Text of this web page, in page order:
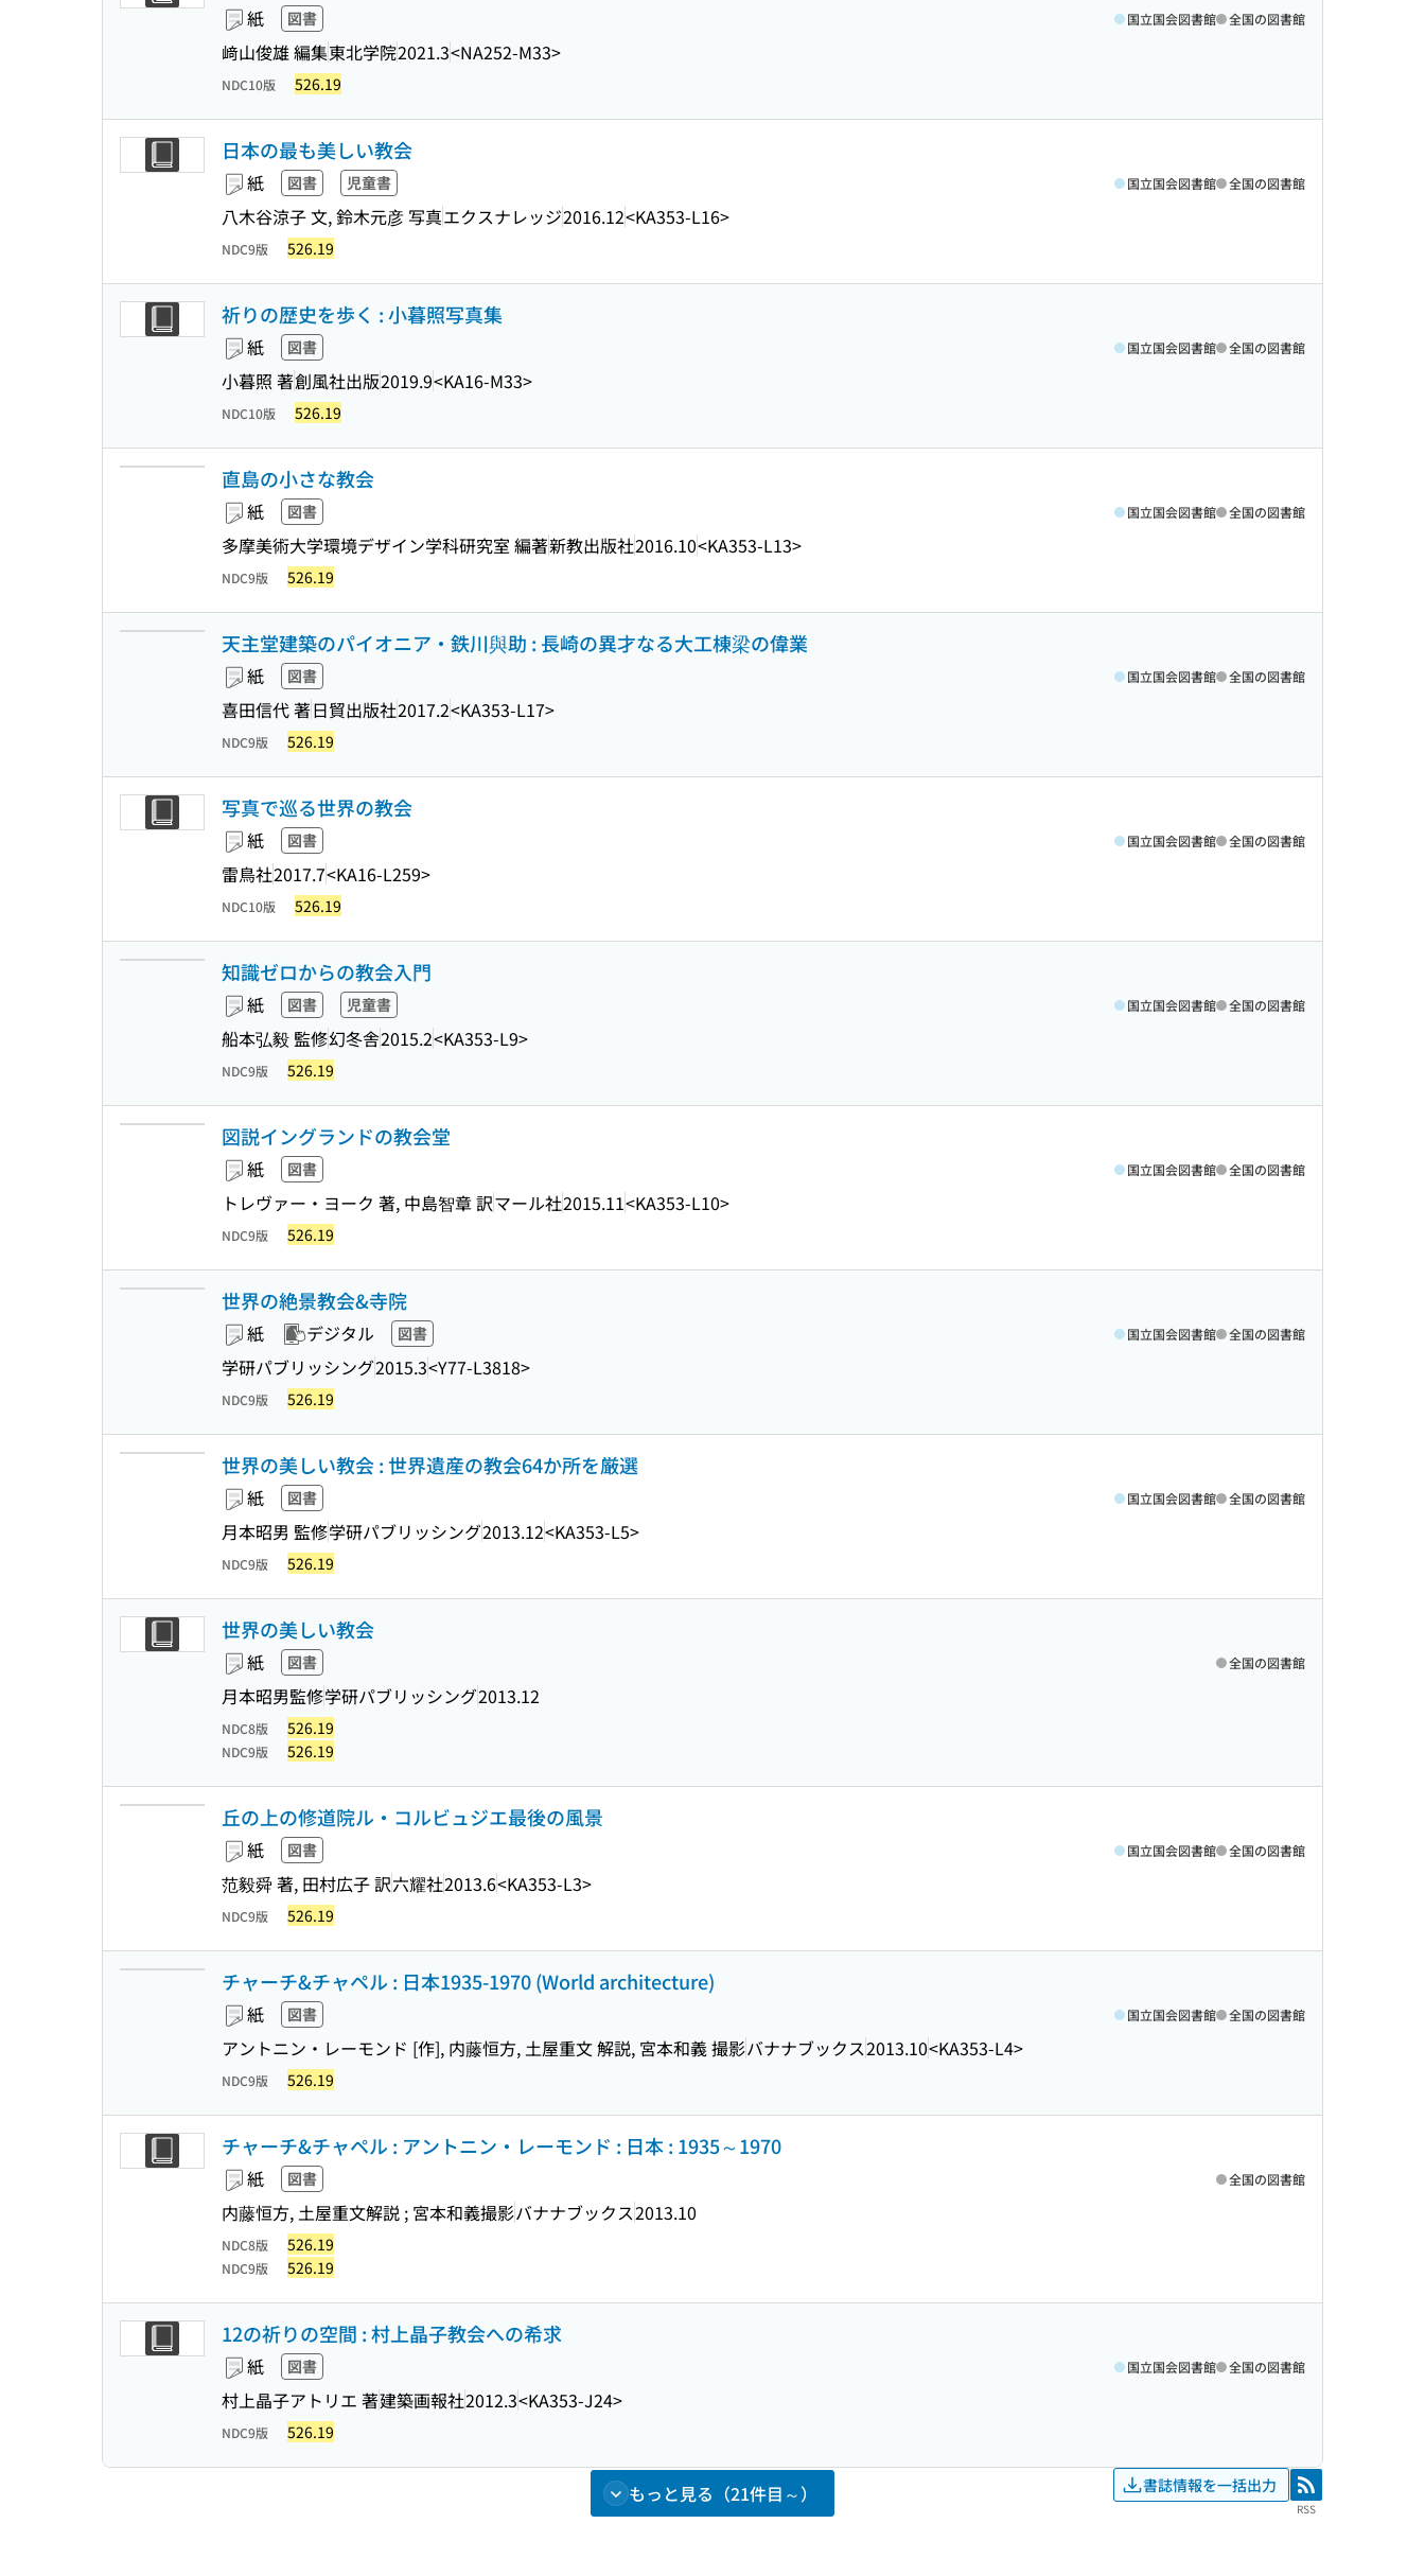
紙 図書
﨑山俊雄 編集東北学院2021.3<NA252-M33>
国立国会図書館 全国の図書館
NDC10版 526.19
日本の最も美しい教会
紙 図書 児童書
八木谷涼子 文, 鈴木元彦 写真エクスナレッジ2016.12<KA353-L16>
国立国会図書館 全国の図書館
NDC9版 526.19
祈りの歴史を歩く : 小暮照写真集
紙 図書
小暮照 著創風社出版2019.9<KA16-M33>
国立国会図書館 全国の図書館
NDC10版 526.19
直島の小さな教会
紙 図書
多摩美術大学環境デザイン学科研究室 編著新教出版社2016.10<KA353-L13>
国立国会図書館 全国の図書館
NDC9版 526.19
天主堂建築のパイオニア・鉄川與助 : 長崎の異才なる大工棟梁の偉業
紙 図書
喜田信代 著日貿出版社2017.2<KA353-L17>
国立国会図書館 全国の図書館
NDC9版 526.19
写真で巡る世界の教会
紙 図書
雷鳥社2017.7<KA16-L259>
国立国会図書館 全国の図書館
NDC10版 526.19
知識ゼロからの教会入門
紙 図書 児童書
船本弘毅 監修幻冬舎2015.2<KA353-L9>
国立国会図書館 全国の図書館
NDC9版 526.19
図説イングランドの教会堂
紙 図書
トレヴァー・ヨーク 著, 中島智章 訳マール社2015.11<KA353-L10>
国立国会図書館 全国の図書館
NDC9版 526.19
世界の絶景教会&寺院
紙 デジタル 図書
学研パブリッシング2015.3<Y77-L3818>
国立国会図書館 全国の図書館
NDC9版 526.19
世界の美しい教会 : 世界遺産の教会64か所を厳選
紙 図書
月本昭男 監修学研パブリッシング2013.12<KA353-L5>
国立国会図書館 全国の図書館
NDC9版 526.19
世界の美しい教会
紙 図書
月本昭男監修学研パブリッシング2013.12
全国の図書館
NDC8版 526.19
NDC9版 526.19
丘の上の修道院ル・コルビュジエ最後の風景
紙 図書
范毅舜 著, 田村広子 訳六耀社2013.6<KA353-L3>
国立国会図書館 全国の図書館
NDC9版 526.19
チャーチ&チャペル : 日本1935-1970 (World architecture)
紙 図書
アントニン・レーモンド [作], 内藤恒方, 土屋重文 解説, 宮本和義 撮影バナナブックス2013.10<KA353-L4>
国立国会図書館 全国の図書館
NDC9版 526.19
チャーチ&チャペル : アントニン・レーモンド : 日本 : 1935～1970
紙 図書
内藤恒方, 土屋重文解説 ; 宮本和義撮影バナナブックス2013.10
全国の図書館
NDC8版 526.19
NDC9版 526.19
12の祈りの空間 : 村上晶子教会への希求
紙 図書
村上晶子アトリエ 著建築画報社2012.3<KA353-J24>
国立国会図書館 全国の図書館
NDC9版 526.19
もっと見る（21件目～） 書誌情報を一括出力 RSS
RSS